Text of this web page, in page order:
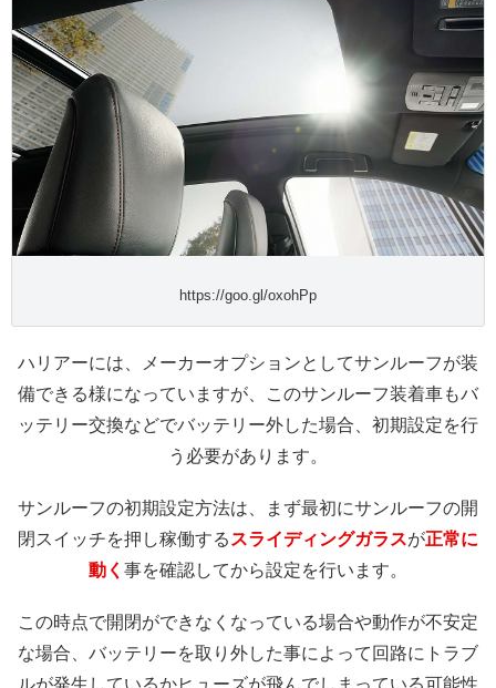
https://goo.gl/oxohPp
ハリアーには、メーカーオプションとしてサンルーフが装
備できる様になっていますが、このサンルーフ装着車もバ
ッテリー交換などでバッテリー外した場合、初期設定を行
う必要があります。
サンルーフの初期設定方法は、まず最初にサンルーフの開
閉スイッチを押し稼働する スライディングガラスが正常に
動く 事を確認してから設定を行います。
この時点で開閉ができなくなっている場合や動作が不安定
な場合、バッテリーを取り外した事によって回路にトラブ